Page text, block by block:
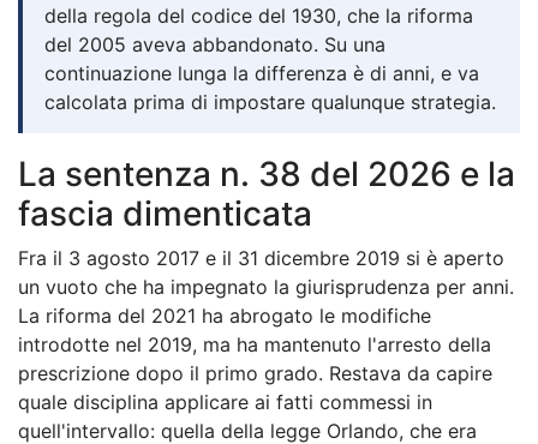
della regola del codice del 1930, che la riforma
del 2005 aveva abbandonato. Su una
continuazione lunga la differenza è di anni, e va
calcolata prima di impostare qualunque strategia.
La sentenza n. 38 del 2026 e la
fascia dimenticata
Fra il 3 agosto 2017 e il 31 dicembre 2019 si è aperto
un vuoto che ha impegnato la giurisprudenza per anni.
La riforma del 2021 ha abrogato le modifiche
introdotte nel 2019, ma ha mantenuto l'arresto della
prescrizione dopo il primo grado. Restava da capire
quale disciplina applicare ai fatti commessi in
quell'intervallo: quella della legge Orlando, che era